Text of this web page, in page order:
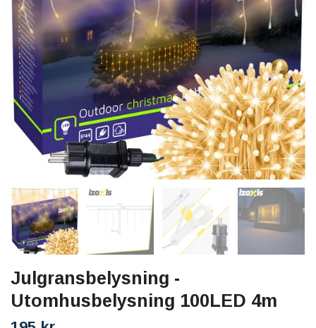
Julgransbelysning -
Utomhusbelysning 100LED 4m